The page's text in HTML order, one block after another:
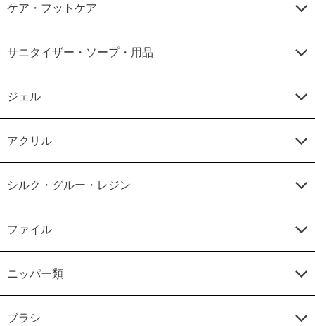
ケア・フットケア
サニタイザー・ソープ・用品
ジェル
アクリル
シルク・グルー・レジン
ファイル
ニッパー類
ブラシ